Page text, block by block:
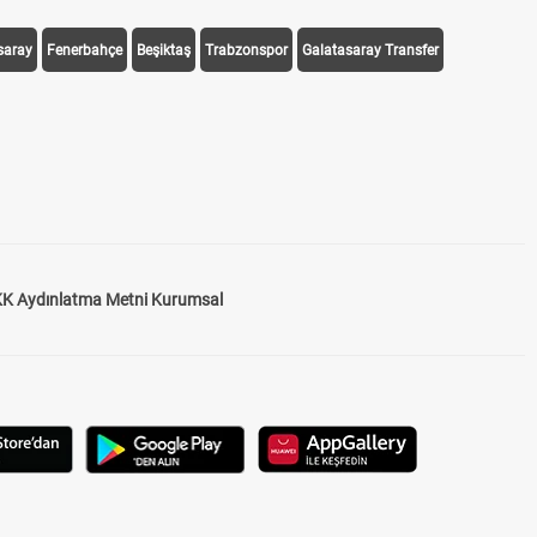
Fenerbahçe Beşiktaş Trabzonspor Galatasaray Transfer
Aydınlatma Metni Kurumsal